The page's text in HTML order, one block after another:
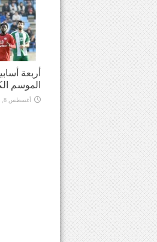
أربعة
الموسم الكروي
أغسطس 8, 2026